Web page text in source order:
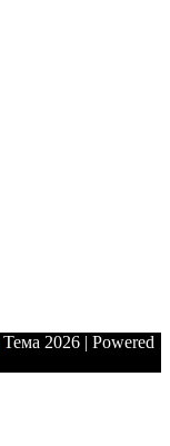
Тема 2026 | Powered